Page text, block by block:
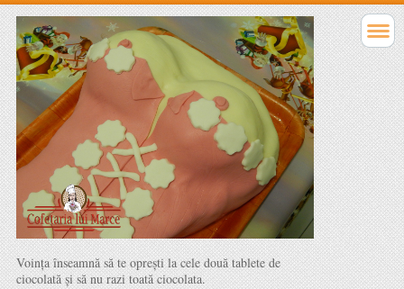
Voinţa înseamnă să te opreşti la cele două tablete de
ciocolată şi să nu razi toată ciocolata.